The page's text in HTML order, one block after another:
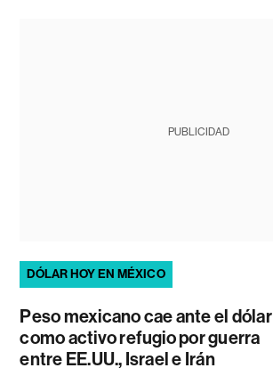
PUBLICIDAD
DÓLAR HOY EN MÉXICO
Peso mexicano cae ante el dólar
como activo refugio por guerra
entre EE.UU., Israel e Irán